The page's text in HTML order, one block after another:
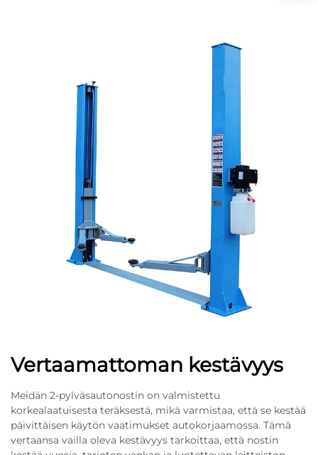
Vertaamattoman kestävyys
Meidän 2-pylväsautonostin on valmistettu
korkealaatuisesta teräksestä, mikä varmistaa, että se kestää
päivittäisen käytön vaatimukset autokorjaamossa. Tämä
vertaansa vailla oleva kestävyys tarkoittaa, että nostin